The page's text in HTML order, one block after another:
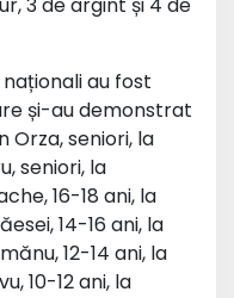
au fost
și-au demonstrat
seniori, la
seniori, la
16-18 ani, la
14-16 ani, la
12-14 ani, la
10-12 ani, la